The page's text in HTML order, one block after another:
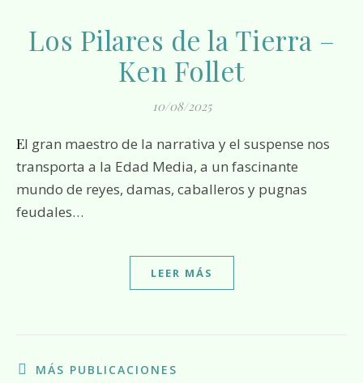
Los Pilares de la Tierra –
Ken Follet
10/08/2025
El gran maestro de la narrativa y el suspense nos
transporta a la Edad Media, a un fascinante
mundo de reyes, damas, caballeros y pugnas
feudales…
LEER MÁS
MÁS PUBLICACIONES